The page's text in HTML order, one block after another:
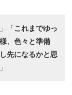
」「これまでゆっ
、色々と準備
先になるかと思
」